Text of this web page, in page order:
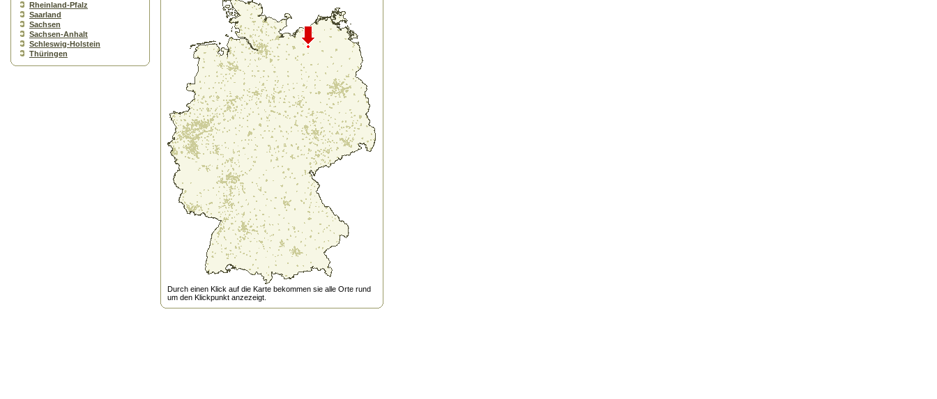
Rheinland-Pfalz
Saarland
Sachsen
Sachsen-Anhalt
Schleswig-Holstein
Thüringen
Durch einen Klick auf die Karte bekommen sie alle Orte rund
um den Klickpunkt anzezeigt.